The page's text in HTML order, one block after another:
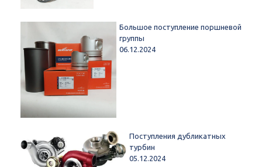
Большое поступление поршневой
группы
06.12.2024
Поступления дубликатных
турбин
05.12.2024